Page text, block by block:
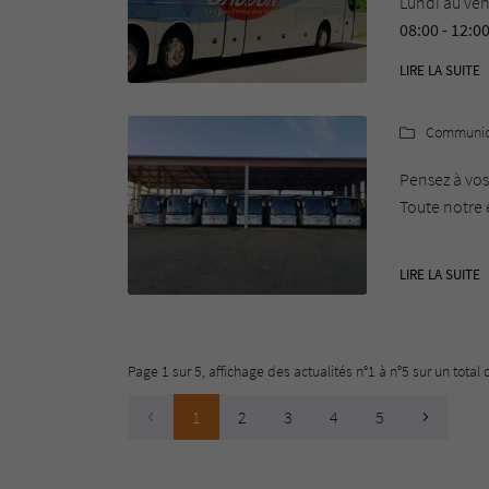
pour faciliter
Nous vous
08:00 -
Vous
de contact
Pensez à
LIRE LA SUITE

Pensez à
Toute notre
LIRE LA SUITE
Page 1 sur 5, affichage des actualités n°1 à n°5 sur un total
1 2 3 4 5